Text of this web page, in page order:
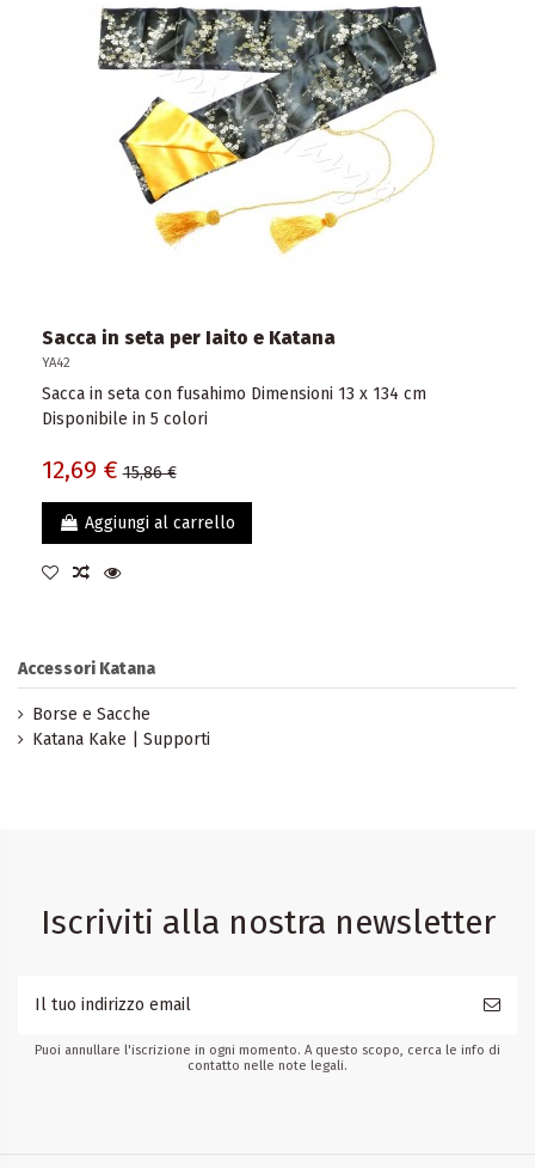
Sacca in seta per Iaito e Katana
YA42
Sacca in seta con fusahimo Dimensioni 13 x 134 cm
Disponibile in 5 colori
12,69 € 15,86 €
Aggiungi al carrello
Accessori Katana
Borse e Sacche
Katana Kake | Supporti
Iscriviti alla nostra newsletter
Puoi annullare l'iscrizione in ogni momento. A questo scopo, cerca le info di
contatto nelle note legali.